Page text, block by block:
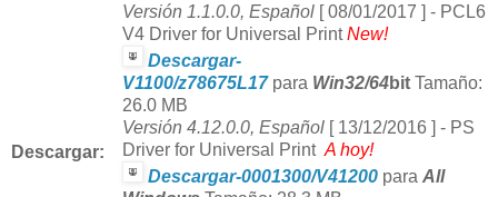
Descargar:
Versión 1.1.0.0, Español [ 08/01/2017 ] - PCL6
V4 Driver for Universal PrintNew!
Descargar-
V1100/z78675L17 para Win32/64bit Tamaño:
26.0 MB
Versión 4.12.0.0, Español [ 13/12/2016 ] - PS
Driver for Universal Print A hoy!
Descargar-0001300/V41200 para All